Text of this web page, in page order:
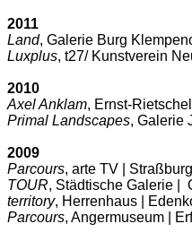
2011
Land, Galerie Burg
Luxplus, t27/ Kunstverein
2010
Axel Anklam, Ernst-
Primal Landscapes, Galerie
2009
Parcours, arte TV | Straßburg
TOUR, Städtische Galerie |
territory, Herrenhaus |
Parcours, Angermuseum |